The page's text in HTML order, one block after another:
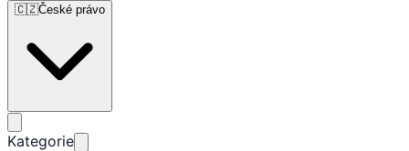
🇨🇿České právo
Kategorie